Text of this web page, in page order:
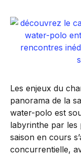
Les enjeux du
panorama de la
water-polo est
labyrinthe par les
saison en cours
concurrentielle,